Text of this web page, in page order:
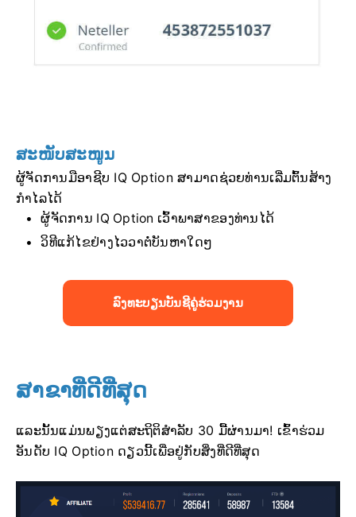
ສະໜັບສະໜູນ
ຜູ້ຈັດການມືອາຊີບ IQ Option ສາມາດຊ່ວຍທ່ານເລີ່ມຕົ້ນສ້າງ
ກຳໄລໄດ້
ຜູ້ຈັດການ IQ Option ເວົ້າພາສາຂອງທ່ານໄດ້
ວິທີແກ້ໄຂຢ່າງໄວວາຕໍ່ບັນຫາໃດໆ
ລົງທະບຽນບັນຊີຄູ່ຮ່ວມງານ
ສາຂາທີ່ດີທີ່ສຸດ
ແລະນັ້ນແມ່ນພຽງແຕ່ສະຖິຕິສຳລັບ 30 ມື້ຜ່ານມາ! ເຂົ້າຮ່ວມ
ອັນດັບ IQ Option ດຽວນີ້ເພື່ອຢູ່ກັບສິ່ງທີ່ດີທີ່ສຸດ